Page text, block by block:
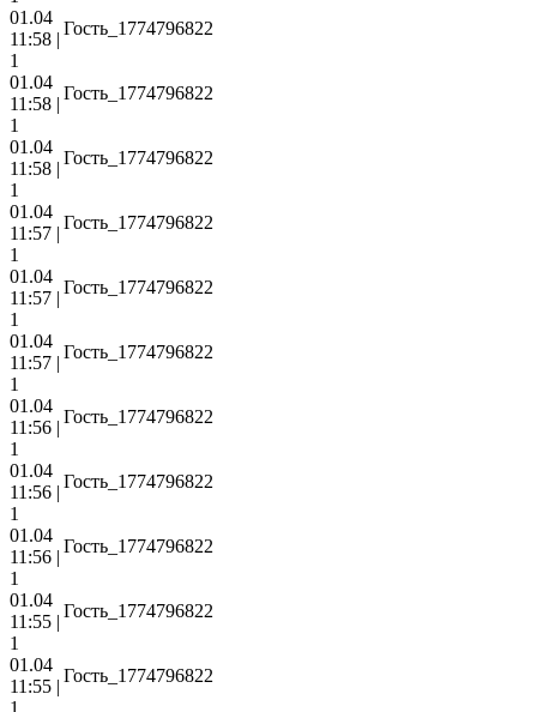
01.04
11:58 |
Гость_1774796822
1
01.04
11:58 |
Гость_1774796822
1
01.04
11:58 |
Гость_1774796822
1
01.04
11:57 |
Гость_1774796822
1
01.04
11:57 |
Гость_1774796822
1
01.04
11:57 |
Гость_1774796822
1
01.04
11:56 |
Гость_1774796822
1
01.04
11:56 |
Гость_1774796822
1
01.04
11:56 |
Гость_1774796822
1
01.04
11:55 |
Гость_1774796822
1
01.04
11:55 |
Гость_1774796822
1